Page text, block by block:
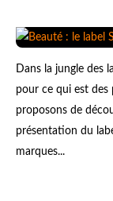
Dans la jungle des
pour ce qui est des
proposons de
présentation du
marques...